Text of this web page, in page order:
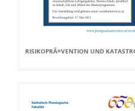
RISIKOPRÃ¤VENTION UND